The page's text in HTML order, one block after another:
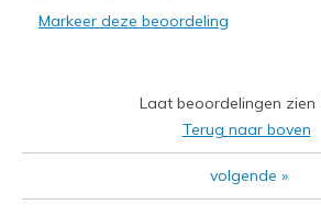
Stylish
Feels true to size
Markeer deze beoordeling
Laat beoordelingen zien
Terug naar boven
volgende »